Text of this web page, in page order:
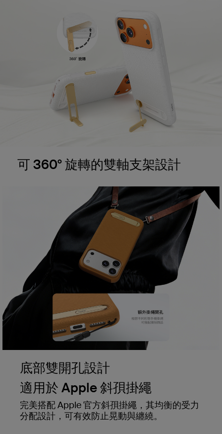
可 360° 旋轉的雙軸支架設計
底部雙開孔設計
適用於 Apple 斜孭掛繩
完美搭配 Apple 官方斜孭掛繩，其均衡的受力
分配設計，可有效防止晃動與纏繞。